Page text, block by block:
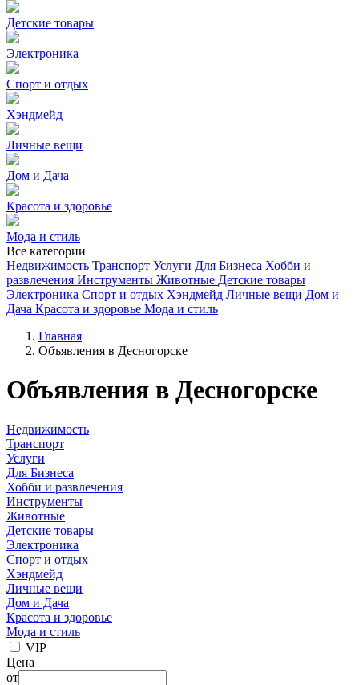
Детские товары
Электроника
Спорт и отдых
Хэндмейд
Личные вещи
Дом и Дача
Красота и здоровье
Мода и стиль
Все категории
Недвижимость Транспорт Услуги Для Бизнеса Хобби и
развлечения Инструменты Животные Детские товары
Электроника Спорт и отдых Хэндмейд Личные вещи Дом и
Дача Красота и здоровье Мода и стиль
Главная
Объявления в Десногорске
Объявления в Десногорске
Недвижимость
Транспорт
Услуги
Для Бизнеса
Хобби и развлечения
Инструменты
Животные
Детские товары
Электроника
Спорт и отдых
Хэндмейд
Личные вещи
Дом и Дача
Красота и здоровье
Мода и стиль
VIP
Цена
от